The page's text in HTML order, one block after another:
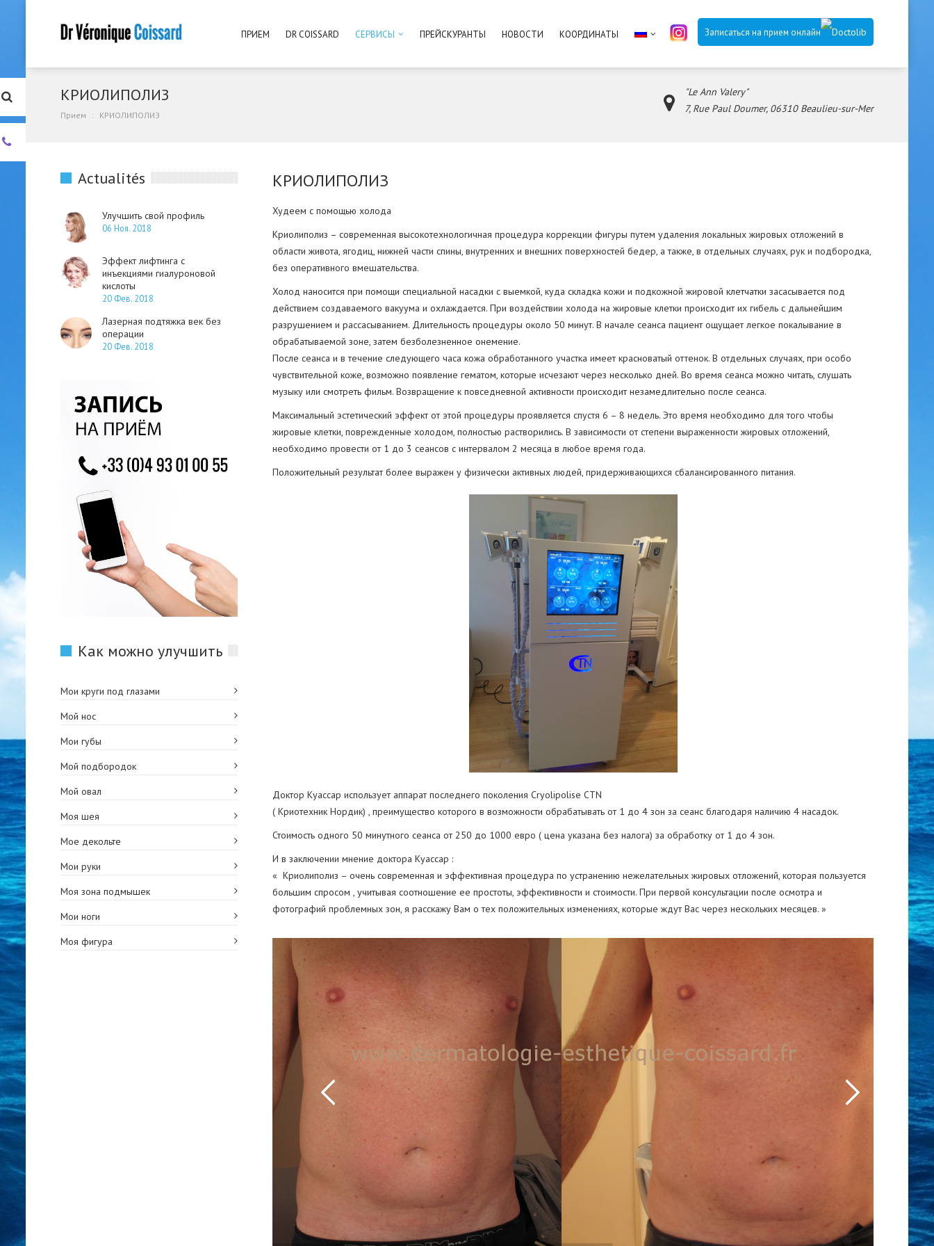
Записаться на прием онлайн
ПРИЕМ DR COISSARD СЕРВИСЫ ПРЕЙСКУРАНТЫ НОВОСТИ КООРДИНАТЫ
"Le Ann Valery"
7, Rue Paul Doumer, 06310 Beaulieu-sur-Mer
КРИОЛИПОЛИЗ
Прием КРИОЛИПОЛИЗ
КРИОЛИПОЛИЗ
Худеем с помощью холода
Криолиполиз – современная высокотехнологичная процедура коррекции фигуры путем удаления локальных жировых отложений в
области живота, ягодиц, нижней части спины, внутренних и внешних поверхностей бедер, а также, в отдельных случаях, рук и подбородка,
без оперативного вмешательства.
Холод наносится при помощи специальной насадки с выемкой, куда складка кожи и подкожной жировой клетчатки засасывается под
действием создаваемого вакуума и охлаждается. При воздействии холода на жировые клетки происходит их гибель с дальнейшим
разрушением и рассасыванием. Длительность процедуры около 50 минут. В начале сеанса пациент ощущает легкое покалывание в
обрабатываемой зоне, затем безболезненное онемение.
После сеанса и в течение следующего часа кожа обработанного участка имеет красноватый оттенок. В отдельных случаях, при особо
чувствительной коже, возможно появление гематом, которые исчезают через несколько дней. Во время сеанса можно читать, слушать
музыку или смотреть фильм. Возвращение к повседневной активности происходит незамедлительно после сеанса.
Максимальный эстетический эффект от этой процедуры проявляется спустя 6 – 8 недель. Это время необходимо для того чтобы
жировые клетки, поврежденные холодом, полностью растворились. В зависимости от степени выраженности жировых отложений,
необходимо провести от 1 до 3 сеансов с интервалом 2 месяца в любое время года.
Положительный результат более выражен у физически активных людей, придерживающихся сбалансированного питания.
Доктор Куассар использует аппарат последнего поколения Cryolipolise CTN
( Криотехник Нордик) , преимущество которого в возможности обрабатывать от 1 до 4 зон за сеанс благодаря наличию 4 насадок.
Стоимость одного 50 минутного сеанса от 250 до 1000 евро ( цена указана без налога) за обработку от 1 до 4 зон.
И в заключении мнение доктора Куaссар :
« Криолиполиз – очень современная и эффективная процедура по устранению нежелательных жировых отложений, которая пользуется
большим спросом , учитывая соотношение ее простоты, эффективности и стоимости. При первой консультации после осмотра и
фотографий проблемных зон, я расскажу Вам о тех положительных изменениях, которые ждут Вас через нескольких месяцев. »
Actualités
Улучшить свой профиль
06 Ноя. 2018
Эффект лифтинга с
инъекциями гиалуроновой
кислоты
20 Фев. 2018
Лазерная подтяжка век без
операции
20 Фев. 2018
Kак можно улучшить
Мои круги под глазами
Мой нос
Мои губы
Мой подбородок
Мой овал
Моя шея
Мое декольте
Мои руки
Моя зона подмышек
Мои ноги
Моя фигура